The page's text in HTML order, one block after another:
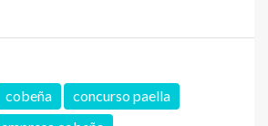
cobeña
concurso paella